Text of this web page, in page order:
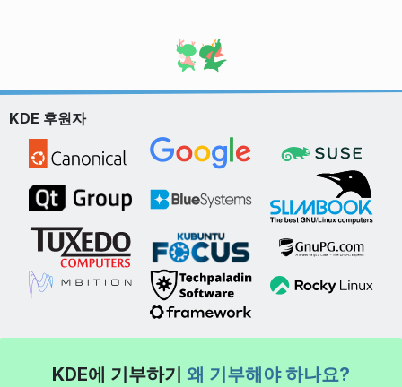
KDE 후원자
KDE에 기부하기 왜 기부해야 하나요?